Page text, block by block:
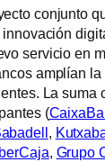
conjunto
servicio en
amplían
La suma
(
,
, Grupo